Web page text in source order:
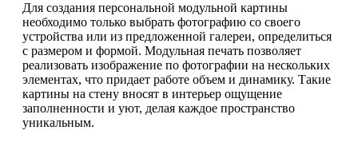
Для создания персональной модульной картины
необходимо только выбрать фотографию со своего
устройства или из предложенной галереи, определиться
с размером и формой. Модульная печать позволяет
реализовать изображение по фотографии на нескольких
элементах, что придает работе объем и динамику. Такие
картины на стену вносят в интерьер ощущение
заполненности и уют, делая каждое пространство
уникальным.